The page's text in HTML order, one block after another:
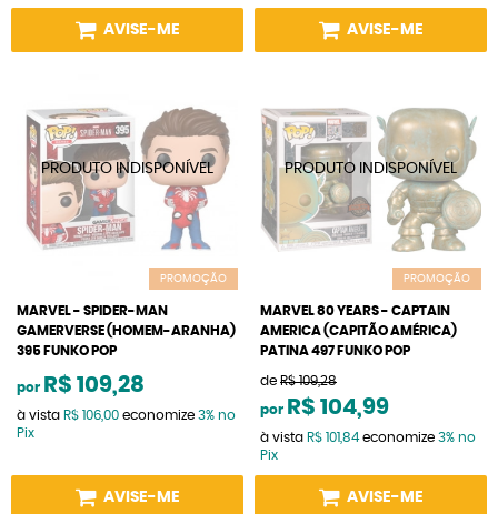
AVISE-ME AVISE-ME
PROMOÇÃO
MARVEL - SPIDER-MAN
GAMERVERSE (HOMEM-ARANHA)
395 FUNKO POP
por R$ 109,28
à vista R$ 106,00 economize 3% no
Pix
AVISE-ME
PROMOÇÃO
MARVEL 80 YEARS - CAPTAIN
AMERICA (CAPITÃO AMÉRICA)
PATINA 497 FUNKO POP
de R$ 109,28
por R$ 104,99
à vista R$ 101,84economize 3% no
Pix
AVISE-ME